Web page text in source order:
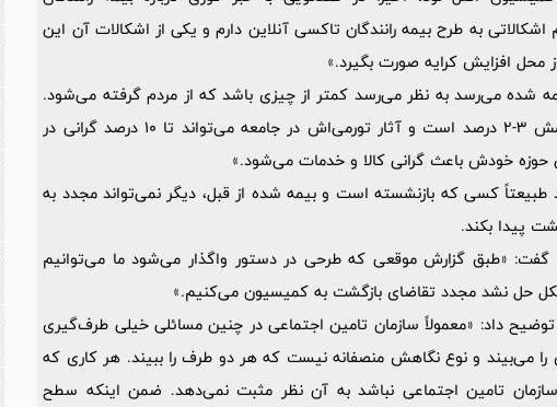
به طرح بیمه رانندگان تاکسی آنلاین دارم و یکی از اشکالات آن این
محل افزایش کرایه صورت بگیرد.»
شده می‌رسد به نظر می‌رسد کمتر از چیزی باشد که از مردم گرفته می‌شود.
می‌گویند 2 تا 3 درصد افزایش اما اسمش 3-2 درصد است و آثار تورمی‌اش در جامعه می‌تواند تا 10 درصد گرانی در
حوزه خودش باعث گرانی کالا و خدمات می‌شود.»
کسی که بازنشسته است و بیمه شده از قبل، دیگر ‌نمی‌تواند مجدد به
پیدا بکند.
گفت: «طبق گزارش موقعی که طرحی در دستور واگذار می‌شود ما می‌توانیم
حل نشد مجدد تقاضای بازگشت به کمیسیون می‌کنیم.»
توضیح داد: «معمولاً سازمان تامین اجتماعی در چنین مسائلی خیلی طرف‌گیری
می‌بیند و نوع نگاهش منصفانه نیست که هر دو طرف را ببیند. هر کاری که
سازمان تامین اجتماعی نباشد به آن نظر مثبت نمی‌دهد. ضمن اینکه سطح